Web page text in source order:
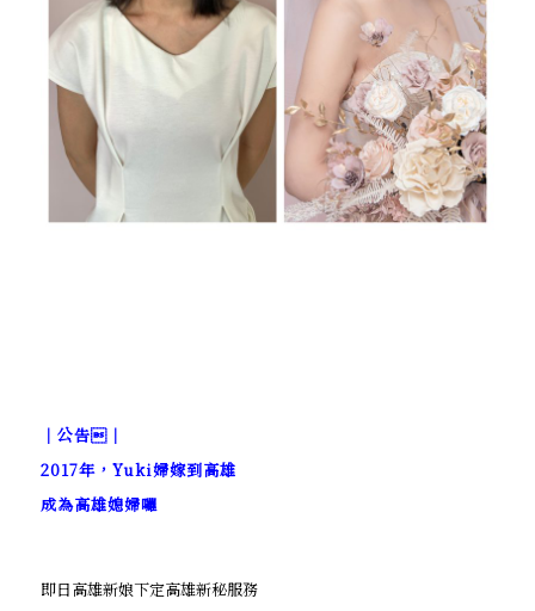
｜公告｜
2017年，Yuki婦嫁到高雄
成為高雄媳婦囉
即日高雄新娘下定高雄新秘服務